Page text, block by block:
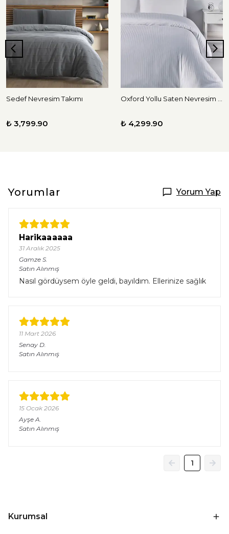
Sedef Nevresim Takımı
₺ 3,799.90 ₺ 4,299.90
Yorumlar Yorum Yap
Harikaaaaaa
31 Aralık 2025
Gamze S.
Satın Alınmış
Nasıl gördüysem öyle geldi, bayıldım. Ellerinize sağlık
11 Mart 2026
Senay D.
Satın Alınmış
15 Ocak 2026
Ayşe A.
Satın Alınmış
1
Kurumsal